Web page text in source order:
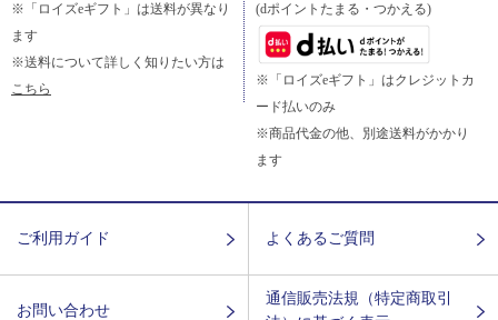
※「ロイズeギフト」は送料が異なり
ます
※送料について詳しく知りたい方は
こちら
(dポイントたまる・つかえる)
※「ロイズeギフト」はクレジットカ
ード払いのみ
※商品代金の他、別途送料がかかり
ます
ご利用ガイド よくあるご質問
お問い合わせ
通信販売法規（特定商取引